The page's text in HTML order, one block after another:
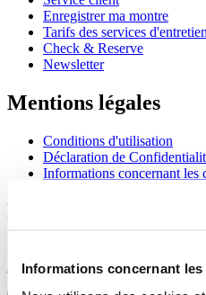
Informations concernant les
Enregistrer ma montre
Tarifs des services d'entretien
Check & Reserve
Newsletter
Mentions légales
Conditions d'utilisation
Déclaration de
Informations concernant les
Rejoignez le club
S'inscrire